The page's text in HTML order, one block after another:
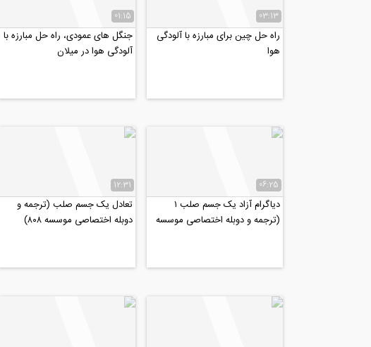
03:13
راه حل چین برای مبارزه با آلودگی
هوا
01:15
جنگل های عمودی، راه حل مبارزه با
آلودگی هوا در میلان
06:25
دیاگرام آزاد یک جسم صلب ۱
(ترجمه و دوبله اختصاصی موسسه
12:31
تعادل یک جسم صلب (ترجمه و
دوبله اختصاصی موسسه ۸۰۸)